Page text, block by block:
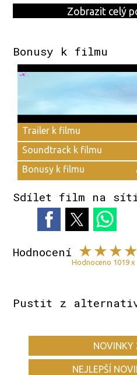
Zobrazit celý
Bonusy k filmu
Trailer k filmu
Soundtrack k filmu
Bonusy k filmu
Sdílet film na
Hodnocení
Hodnoceno 1019 x
Pustit z
NOVINKY
NEJLEPŠÍ